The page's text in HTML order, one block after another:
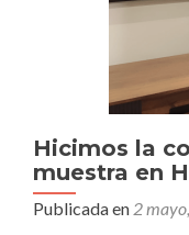
Hicimos la
muestra en
Publicada en 2